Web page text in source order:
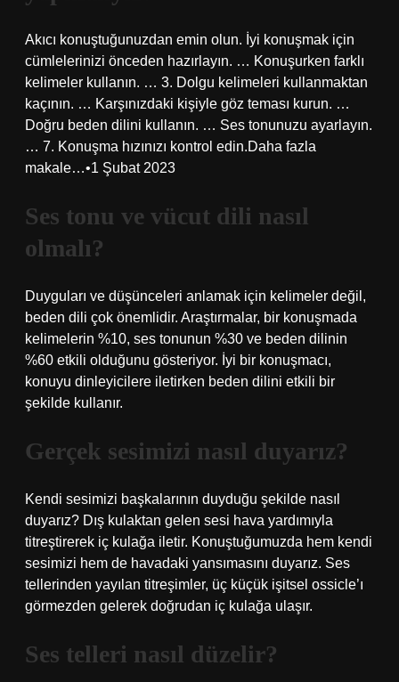
Akıcı konuştuğunuzdan emin olun. İyi konuşmak için
cümlelerinizi önceden hazırlayın. … Konuşurken farklı
kelimeler kullanın. … 3. Dolgu kelimeleri kullanmaktan
kaçının. … Karşınızdaki kişiyle göz teması kurun. …
Doğru beden dilini kullanın. … Ses tonunuzu ayarlayın.
… 7. Konuşma hızınızı kontrol edin.Daha fazla
makale…•1 Şubat 2023
Ses tonu ve vücut dili nasıl
olmalı?
Duyguları ve düşünceleri anlamak için kelimeler değil,
beden dili çok önemlidir. Araştırmalar, bir konuşmada
kelimelerin %10, ses tonunun %30 ve beden dilinin
%60 etkili olduğunu gösteriyor. İyi bir konuşmacı,
konuyu dinleyicilere iletirken beden dilini etkili bir
şekilde kullanır.
Gerçek sesimizi nasıl duyarız?
Kendi sesimizi başkalarının duyduğu şekilde nasıl
duyarız? Dış kulaktan gelen sesi hava yardımıyla
titreştirerek iç kulağa iletir. Konuştuğumuzda hem kendi
sesimizi hem de havadaki yansımasını duyarız. Ses
tellerinden yayılan titreşimler, üç küçük işitsel ossicle’ı
görmezden gelerek doğrudan iç kulağa ulaşır.
Ses telleri nasıl düzelir?